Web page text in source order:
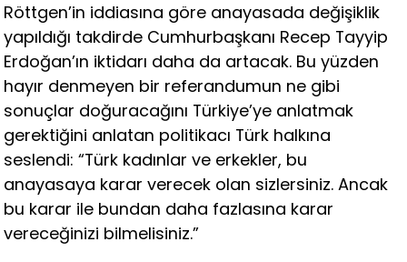
Röttgen’in iddiasına göre anayasada değişiklik
yapıldığı takdirde Cumhurbaşkanı Recep Tayyip
Erdoğan’ın iktidarı daha da artacak. Bu yüzden
hayır denmeyen bir referandumun ne gibi
sonuçlar doğuracağını Türkiye’ye anlatmak
gerektiğini anlatan politikacı Türk halkına
seslendi: “Türk kadınlar ve erkekler, bu
anayasaya karar verecek olan sizlersiniz. Ancak
bu karar ile bundan daha fazlasına karar
vereceğinizi bilmelisiniz.”